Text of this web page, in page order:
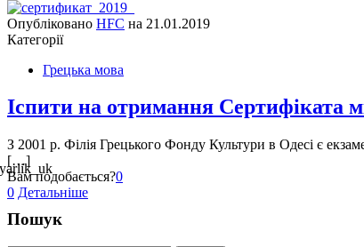
Опубліковано HFC на 21.01.2019
Категорії
Грецька мова
Іспити на отримання Сертифіката
З 2001 р. Філія Грецького Фонду Культури в Одесі є
[…]
Вам подобається?0
0 Детальніше
Пошук